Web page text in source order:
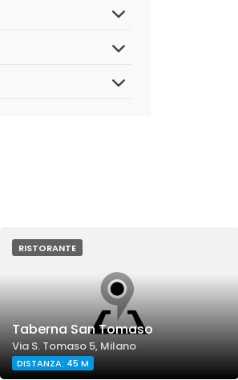
RISTORANTE
Taberna San Tomaso
Via S. Tomaso 5, Milano
DISTANZA: 45 M